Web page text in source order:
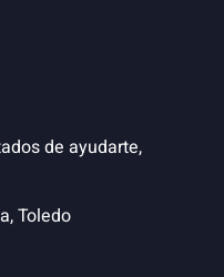
de ayudarte,
Toledo